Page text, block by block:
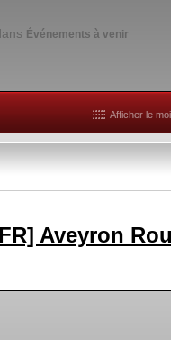
Événements à venir
Afficher le
Aveyron